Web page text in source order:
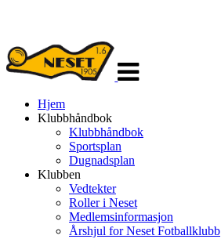
navigasjon
Hjem
Klubbhåndbok
Klubbhåndbok
Sportsplan
Dugnadsplan
Klubben
Vedtekter
Roller i Neset
Medlemsinformasjon
Årshjul for Neset Fotballklubb